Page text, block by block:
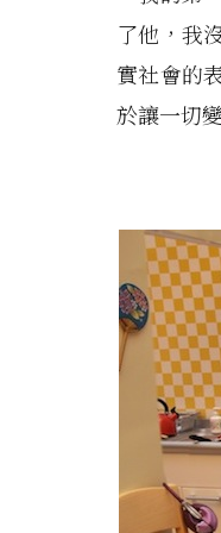
了他，我
實社會的
於讓一切